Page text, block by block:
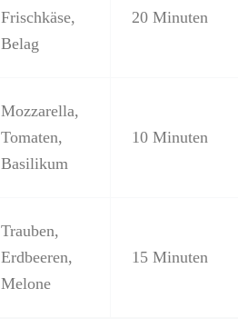
Frischkäse,
Belag
20 Minuten
Mozzarella,
Tomaten,
Basilikum
10 Minuten
Trauben,
Erdbeeren,
Melone
15 Minuten